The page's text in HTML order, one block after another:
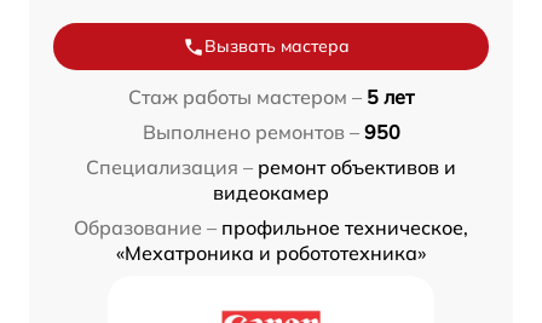
Вызвать мастера
Стаж работы мастером – 5 лет
Выполнено ремонтов – 950
Специализация – ремонт объективов и
видеокамер
Образование – профильное техническое,
«Мехатроника и робототехника»